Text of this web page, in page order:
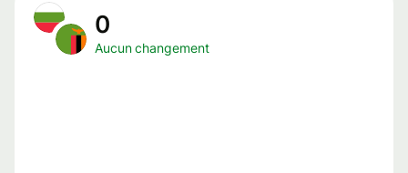
0
Aucun changement